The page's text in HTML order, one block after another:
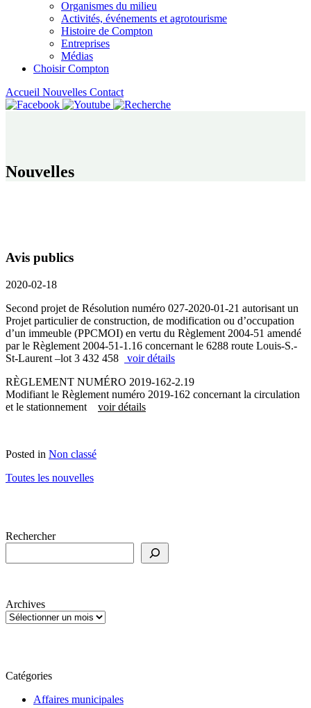
Organismes du milieu
Activités, événements et agrotourisme
Histoire de Compton
Entreprises
Médias
Choisir Compton
Accueil Nouvelles Contact
Nouvelles
Avis publics
2020-02-18
Second projet de Résolution numéro 027-2020-01-21 autorisant un
Projet particulier de construction, de modification ou d’occupation
d’un immeuble (PPCMOI) en vertu du Règlement 2004-51 amendé
par le Règlement 2004-51-1.16 concernant le 6288 route Louis-S.-
St-Laurent –lot 3 432 458
voir détails
RÈGLEMENT NUMÉRO 2019-162-2.19
Modifiant le Règlement numéro 2019-162 concernant la circulation
et le stationnement voir détails
Posted in Non classé
Toutes les nouvelles
Rechercher
Archives
Catégories
Affaires municipales